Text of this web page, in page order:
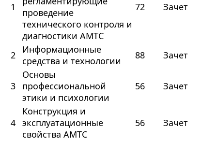
1
проведение
технического контроля и
диагностики АМТС
72 Зачет
2
Информационные
средства и технологии
88 Зачет
3
Основы
профессиональной
этики и психологии
56 Зачет
4
Конструкция и
эксплуатационные
свойства АМТС
56 Зачет